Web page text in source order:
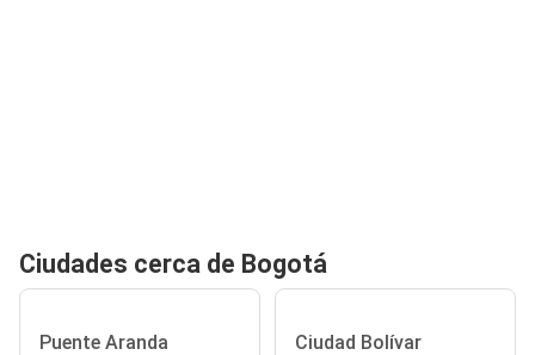
Ciudades cerca de Bogotá
Puente Aranda Ciudad Bolívar